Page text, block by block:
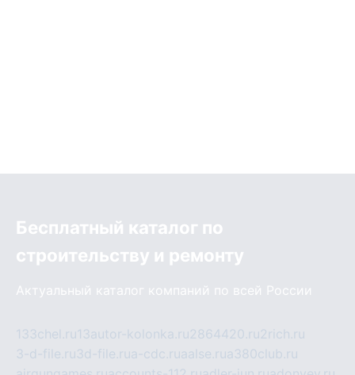
Бесплатный каталог по
строительству и ремонту
Актуальный каталог компаний по всей России
133chel.ru13autor-kolonka.ru2864420.ru2rich.ru
3-d-file.ru3d-file.rua-cdc.ruaalse.rua380club.ru